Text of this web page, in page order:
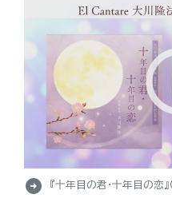
arrow_circle_right 『十年目の君・十年目の恋』